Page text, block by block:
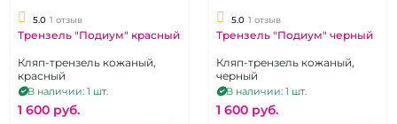
5.0 1 отзыв
Трензель "Подиум" красный
Кляп-трензель кожаный,
красный
В наличии: 1 шт.
1 600 pуб.
5.0 1 отзыв
Трензель "Подиум" черный
Кляп-трензель кожаный,
черный
В наличии: 1 шт.
1 600 pуб.